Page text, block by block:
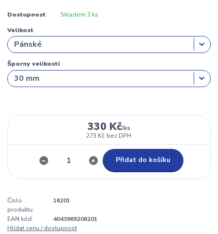
Dostupnost Skladem 3 ks
Velikost
Šporny velikosti
330 Kč/ks
273 Kč bez DPH
Přidat do košíku
Číslo
produktu:
16201
EAN kód:
4043969206201
Hlídat cenu / dostupnost